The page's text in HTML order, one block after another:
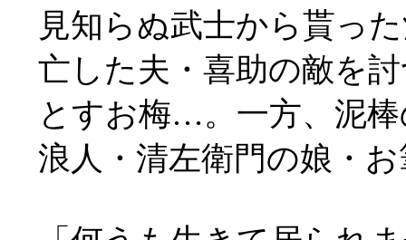
見知らぬ武士から貰っ
亡した夫・喜助の敵を
とすお梅…。一方、泥
浪人・清左衛門の娘・